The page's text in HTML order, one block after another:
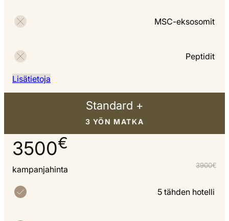
MSC-eksosomit
Peptidit
Lisätietoja
Standard +
3 YÖN MATKA
3500€
kampanjahinta 3900€
5 tähden hotelli